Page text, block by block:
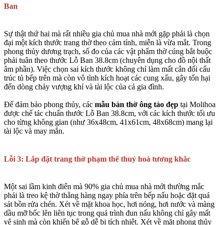
Ban
Sự thật thứ hai mà rất nhiều gia chủ mua nhà mới gặp phải là chọn
đại một kích thước trang thờ theo cảm tính, miễn là vừa mắt. Trong
phong thủy dương trạch, số đo của các vật phẩm thờ cúng bắt buộc
phải tuân theo thước Lỗ Ban 38.8cm (chuyên dụng cho đồ nội thất
âm phần). Việc chọn sai kích thước không chỉ làm mất cân đối cấu
trúc tủ bếp trên mà còn vô tình kích hoạt các cung xấu, gây tổn hại
đến dòng chảy vượng khí và tài lộc của cả gia đình.
Để đảm bảo phong thủy, các mẫu bàn thờ ông táo đẹp tại Molihoa
được chế tác chuẩn thước Lỗ Ban 38.8cm, với các kích thước tối ưu
cho từng không gian (như 36x48cm, 41x61cm, 48x68cm) mang lại
tài lộc và may mắn.
Lỗi 3: Lắp đặt trang thờ phạm thế thuỷ hoả tương khắc
Một sai lầm kinh điển mà 90% gia chủ mua nhà mới thường mắc
phải là treo kệ thờ thẳng hàng ngay phía trên bếp nấu hoặc đặt quá
sát bồn rửa chén. Xét về mặt khoa học, hơi nóng, hơi nước và màng
dầu mỡ bốc lên liên tục trong quá trình đun nấu không chỉ gây mất
vệ sinh mà còn khiến bệ gỗ dễ bị tích nhiệt. Xét về mặt phong thủy